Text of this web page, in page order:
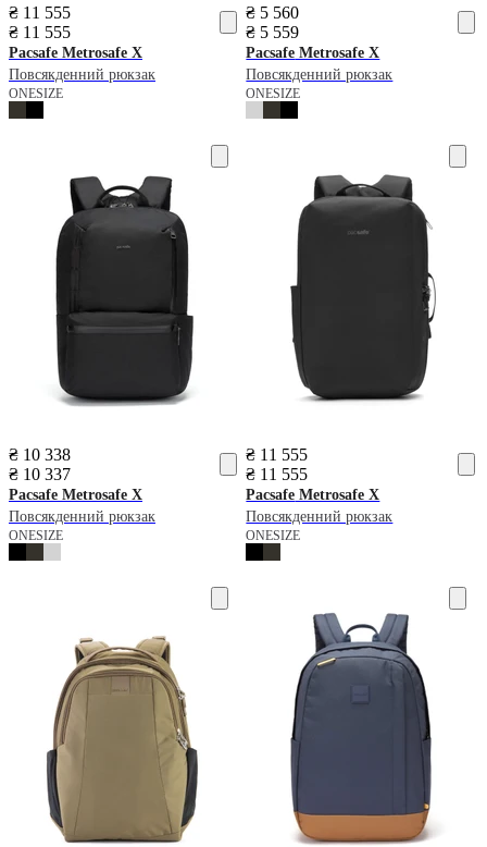
₴ 11 555
₴ 11 555
Pacsafe Metrosafe X
Повсякденний рюкзак
ONESIZE
₴ 5 560
₴ 5 559
Pacsafe Metrosafe X
Повсякденний рюкзак
ONESIZE
₴ 10 338
₴ 10 337
Pacsafe Metrosafe X
Повсякденний рюкзак
ONESIZE
₴ 11 555
₴ 11 555
Pacsafe Metrosafe X
Повсякденний рюкзак
ONESIZE